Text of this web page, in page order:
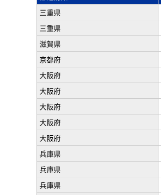
三重県
三重県
滋賀県
京都府
大阪府
大阪府
大阪府
大阪府
大阪府
兵庫県
兵庫県
兵庫県